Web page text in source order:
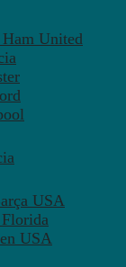
United
USA
USA